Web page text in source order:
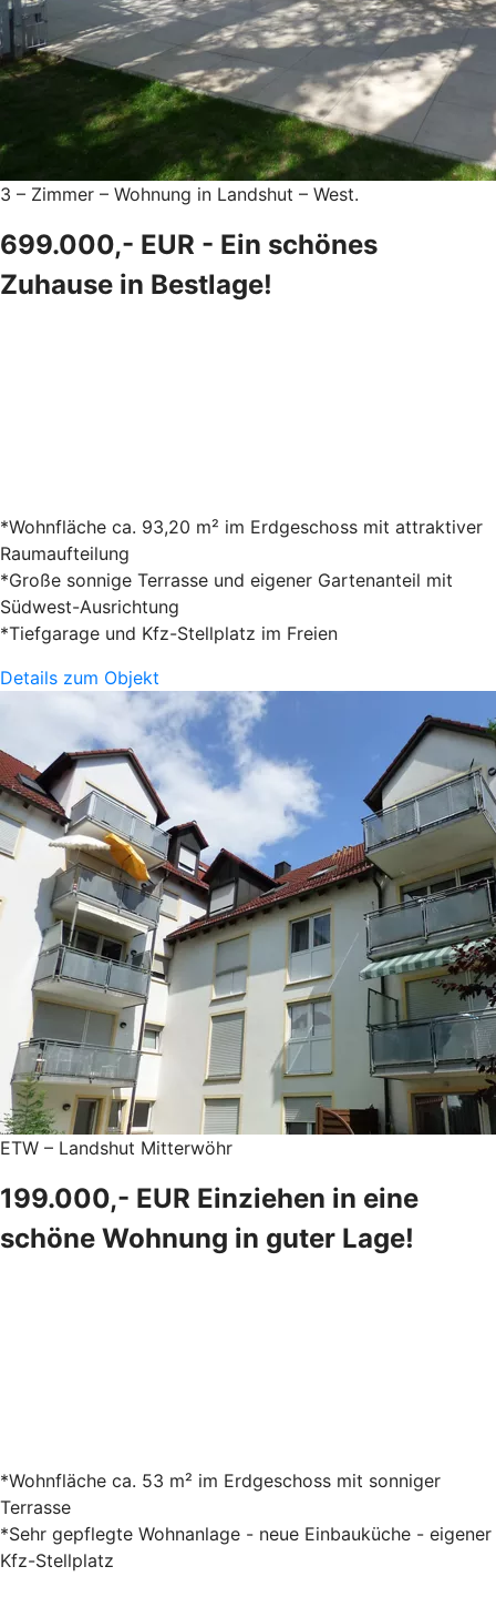
3 – Zimmer – Wohnung in Landshut – West.
699.000,- EUR - Ein schönes
Zuhause in Bestlage!
*Wohnfläche ca. 93,20 m² im Erdgeschoss mit attraktiver
Raumaufteilung
*Große sonnige Terrasse und eigener Gartenanteil mit
Südwest-Ausrichtung
*Tiefgarage und Kfz-Stellplatz im Freien
Details zum Objekt
ETW – Landshut Mitterwöhr
199.000,- EUR Einziehen in eine
schöne Wohnung in guter Lage!
*Wohnfläche ca. 53 m² im Erdgeschoss mit sonniger
Terrasse
*Sehr gepflegte Wohnanlage - neue Einbauküche - eigener
Kfz-Stellplatz